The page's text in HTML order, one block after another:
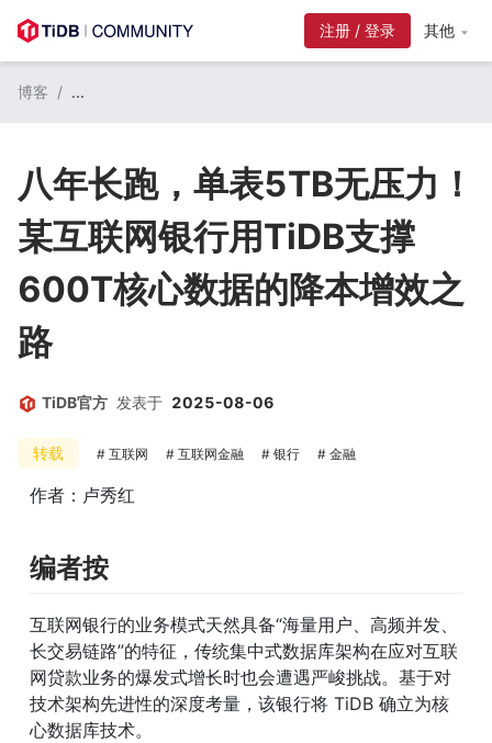
注册 / 登录 其他
博客 / ...
八年长跑，单表5TB无压力！
某互联网银行用TiDB支撑
600T核心数据的降本增效之
路
TiDB官方 发表于 2025-08-06
转载 互联网 互联网金融 银行 金融
作者：卢秀红
编者按
互联网银行的业务模式天然具备“海量用户、高频并发、
长交易链路”的特征，传统集中式数据库架构在应对互联
网贷款业务的爆发式增长时也会遭遇严峻挑战。基于对
技术架构先进性的深度考量，该银行将 TiDB 确立为核
心数据库技术。